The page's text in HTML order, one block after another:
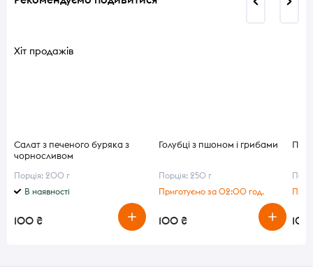
Хіт продажів
Салат з печеного буряка з
чорносливом
Порція: 200 г
В наявності
100 ₴
Голубці з пшоном і грибами
Порція: 250 г
Приготуємо за 02:00 год.
100 ₴